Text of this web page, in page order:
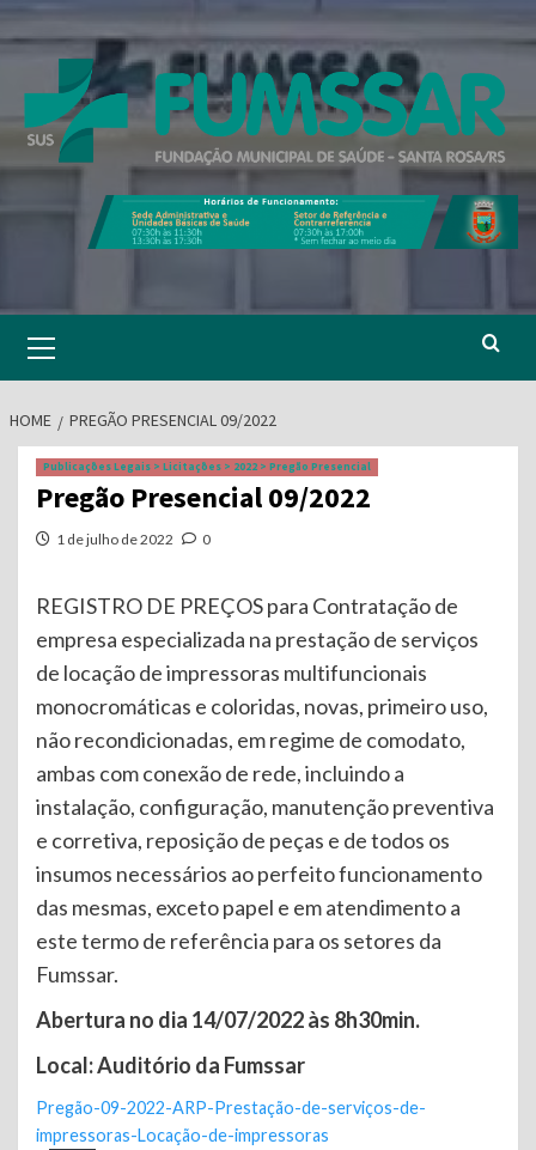
to
Menu
HOME PREGÃO PRESENCIAL 09/2022
Publicações Legais > Licitações > 2022 > Pregão Presencial
Pregão Presencial 09/2022
1 de julho de 2022 0
REGISTRO DE PREÇOS para Contratação de
empresa especializada na prestação de serviços
de locação de impressoras multifuncionais
monocromáticas e coloridas, novas, primeiro uso,
não recondicionadas, em regime de comodato,
ambas com conexão de rede, incluindo a
instalação, configuração, manutenção preventiva
e corretiva, reposição de peças e de todos os
insumos necessários ao perfeito funcionamento
das mesmas, exceto papel e em atendimento a
este termo de referência para os setores da
Fumssar.
Abertura no dia 14/07/2022 às 8h30min.
Local: Auditório da Fumssar
Pregão-09-2022-ARP-Prestação-de-serviços-de-
impressoras-Locação-de-impressoras